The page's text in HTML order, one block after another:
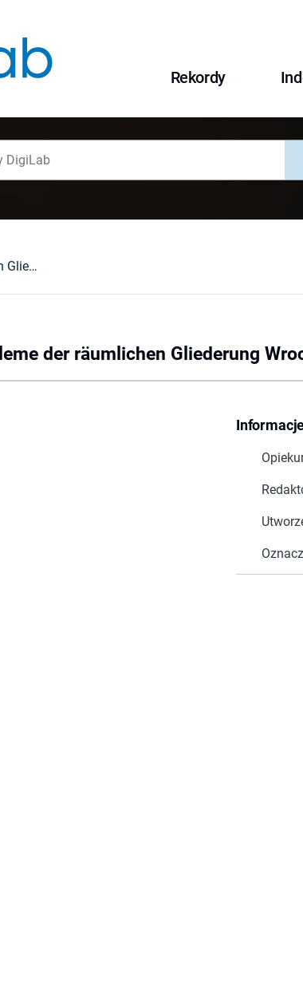
Rekordy
Ausgewählte Probleme der räumlichen Gliederung Wrocławs
der räumlichen Gliederung